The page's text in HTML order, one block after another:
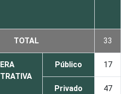
TOTAL 33
Público 17
Privado 47